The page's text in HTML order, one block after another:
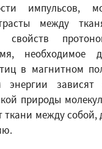
импульсов,
между
свойств
необходимое
в магнитном
энергии
природы
ткани между